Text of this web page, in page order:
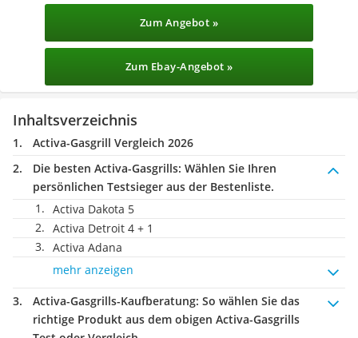
Zum Angebot »
Zum Ebay-Angebot »
Inhaltsverzeichnis
Activa-Gasgrill Vergleich 2026
Die besten Activa-Gasgrills: Wählen Sie Ihren
persönlichen Testsieger aus der Bestenliste.
Activa Dakota 5
Activa Detroit 4 + 1
Activa Adana
mehr anzeigen
Activa-Gasgrills-Kaufberatung: So wählen Sie das
richtige Produkt aus dem obigen Activa-Gasgrills